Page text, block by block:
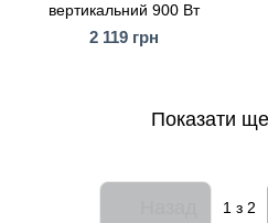
вертикальний 900 Вт
2 119 грн
Показати
1 з 2